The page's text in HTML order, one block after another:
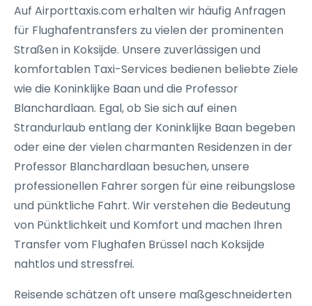
Auf Airporttaxis.com erhalten wir häufig Anfragen
für Flughafentransfers zu vielen der prominenten
Straßen in Koksijde. Unsere zuverlässigen und
komfortablen Taxi-Services bedienen beliebte Ziele
wie die Koninklijke Baan und die Professor
Blanchardlaan. Egal, ob Sie sich auf einen
Strandurlaub entlang der Koninklijke Baan begeben
oder eine der vielen charmanten Residenzen in der
Professor Blanchardlaan besuchen, unsere
professionellen Fahrer sorgen für eine reibungslose
und pünktliche Fahrt. Wir verstehen die Bedeutung
von Pünktlichkeit und Komfort und machen Ihren
Transfer vom Flughafen Brüssel nach Koksijde
nahtlos und stressfrei.
Reisende schätzen oft unsere maßgeschneiderten